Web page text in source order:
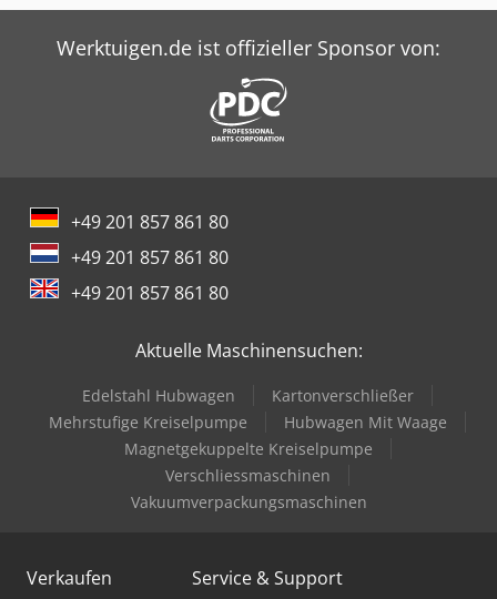
Kühlmittelanlage Kühlmitteldruck durch die Spindel: 70
bar Förderleistung der Innenkühlung: 24 l/min
Pumpenleistung der Innenkühlung: 5,5 kW AUSSTATTUNG
Direktes Wegmesssystem von Heidenhain in der X-, Y- und
Z-Achse Wegmesssystem mit Sperrluftbeaufschlagung
Direktes Wegmesssystem über Drehgeber für die B- und C-
Kühlwasser-Rückkühler VWK 90-D Dcedpfx Aszpyh Rob Rek
Kühlmittelspritzleisten im Arbeitsraum Zwei
Spiralspäneförderer Mechanischer Luftfilter TEBARON
TEB/BV2 Einzelsäule mit Standplatte für die Luftfilteranlage
Druckmessdose zur Werkzeuglängenmessung und
Werkzeugbruchüberwachung
Werktuigen.de ist offizieller Sponsor von:
+49 201 857 861 80
+49 201 857 861 80
+49 201 857 861 80
Aktuelle Maschinensuchen:
Edelstahl Hubwagen
Kartonverschließer
Mehrstufige Kreiselpumpe
Hubwagen Mit Waage
Magnetgekuppelte Kreiselpumpe
Verschliessmaschinen
Vakuumverpackungsmaschinen
Verkaufen Service & Support